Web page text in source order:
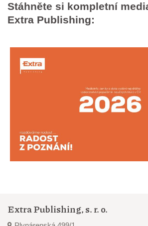
Stáhněte si kompletní
Extra Publishing:
Extra Publishing, s. r. o.